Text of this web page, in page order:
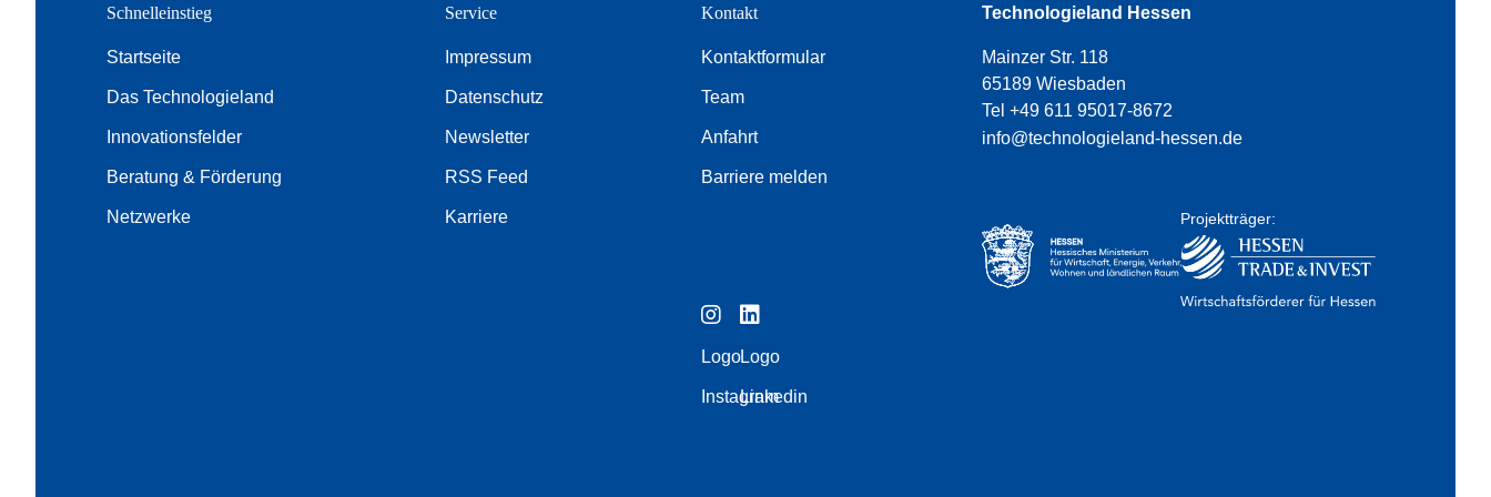
Schnelleinstieg
Startseite
Das Technologieland
Innovationsfelder
Beratung & Förderung
Netzwerke
Service
Impressum
Datenschutz
Newsletter
RSS Feed
Karriere
Kontakt
Kontaktformular
Team
Anfahrt
Barriere melden
Logo
Instagram
Logo
Linkedin
Technologieland Hessen
Mainzer Str. 118
65189 Wiesbaden
Tel +49 611 95017-8672
info@technologieland-hessen.de
Projektträger: